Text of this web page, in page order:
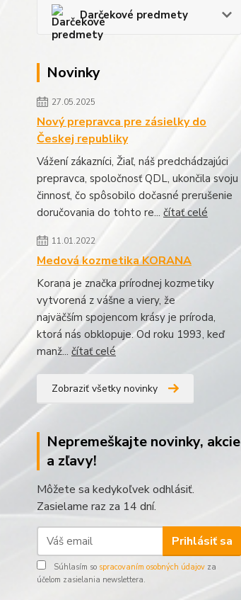
Darčekové predmety
Novinky
27.05.2025
Nový prepravca pre zásielky do
Českej republiky
Vážení zákazníci, Žiaľ, náš predchádzajúci
prepravca, spoločnosť QDL, ukončila svoju
činnosť, čo spôsobilo dočasné prerušenie
doručovania do tohto re... čítať celé
11.01.2022
Medová kozmetika KORANA
Korana je značka prírodnej kozmetiky
vytvorená z vášne a viery, že
najväčším spojencom krásy je príroda,
ktorá nás obklopuje. Od roku 1993, keď
manž... čítať celé
Zobraziť všetky novinky
Nepremeškajte novinky, akcie
a zľavy!
Môžete sa kedykoľvek odhlásiť.
Zasielame raz za 14 dní.
Prihlásiť sa
Súhlasím so spracovaním osobných údajov za
účelom zasielania newslettera.